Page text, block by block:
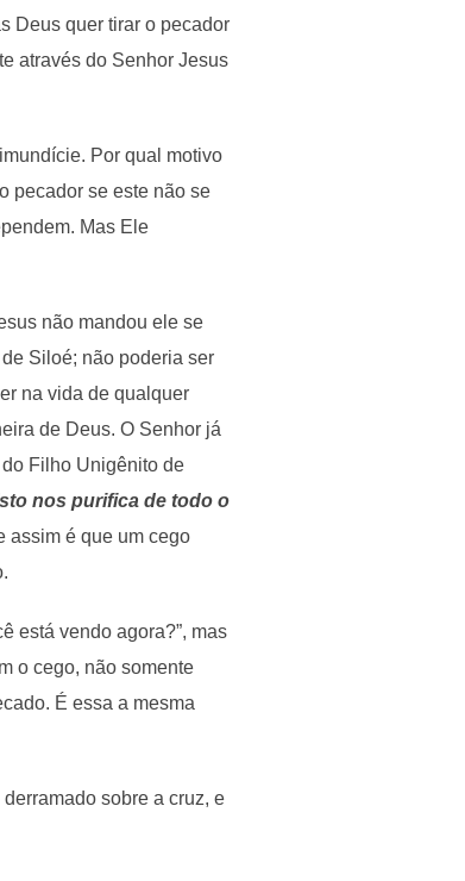
Deus quer tirar o pecador
através do Senhor Jesus
Por qual motivo
pecador se este não se
Mas Ele
não mandou ele se
Siloé; não poderia ser
na vida de qualquer
de Deus. O Senhor já
Filho Unigênito de
nos purifica de todo o
assim é que um cego
está vendo agora?”, mas
o cego, não somente
É essa a mesma
sobre a cruz, e